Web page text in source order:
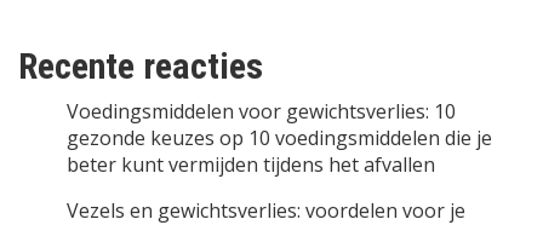
Recente reacties
Voedingsmiddelen voor gewichtsverlies: 10
gezonde keuzes op 10 voedingsmiddelen die je
beter kunt vermijden tijdens het afvallen
Vezels en gewichtsverlies: voordelen voor je